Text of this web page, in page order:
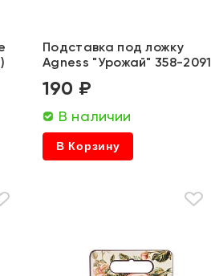
Подставка под ложку
Agness "Урожай" 358-2091
190 ₽
В наличии
В Корзину